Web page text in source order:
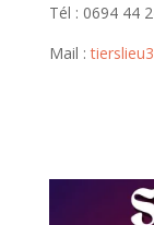
Tél : 0694 44
Mail :